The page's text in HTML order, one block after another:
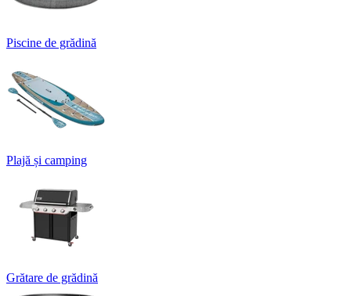
Piscine de grădină
Plajă și camping
Grătare de grădină